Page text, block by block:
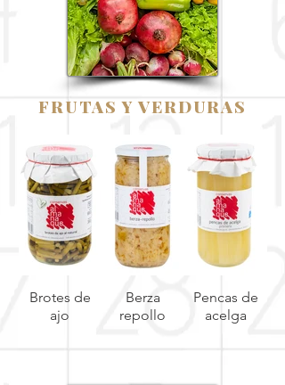
FRUTAS Y VERDURAS
Brotes de
ajo
Berza
repollo
Pencas de
acelga